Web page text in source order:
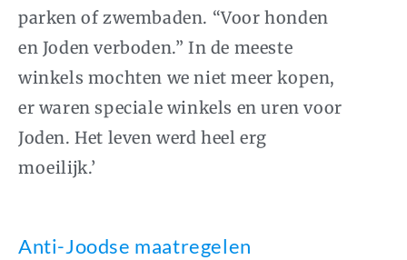
parken of zwembaden. “Voor honden
en Joden verboden.” In de meeste
winkels mochten we niet meer kopen,
er waren speciale winkels en uren voor
Joden. Het leven werd heel erg
moeilijk.’
Anti-Joodse maatregelen